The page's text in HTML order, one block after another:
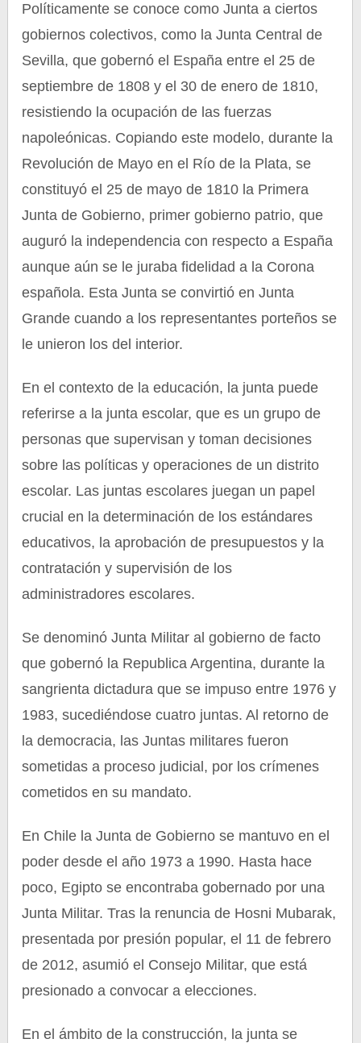
Políticamente se conoce como Junta a ciertos
gobiernos colectivos, como la Junta Central de
Sevilla, que gobernó el España entre el 25 de
septiembre de 1808 y el 30 de enero de 1810,
resistiendo la ocupación de las fuerzas
napoleónicas. Copiando este modelo, durante la
Revolución de Mayo en el Río de la Plata, se
constituyó el 25 de mayo de 1810 la Primera
Junta de Gobierno, primer gobierno patrio, que
auguró la independencia con respecto a España
aunque aún se le juraba fidelidad a la Corona
española. Esta Junta se convirtió en Junta
Grande cuando a los representantes porteños se
le unieron los del interior.
En el contexto de la educación, la junta puede
referirse a la junta escolar, que es un grupo de
personas que supervisan y toman decisiones
sobre las políticas y operaciones de un distrito
escolar. Las juntas escolares juegan un papel
crucial en la determinación de los estándares
educativos, la aprobación de presupuestos y la
contratación y supervisión de los
administradores escolares.
Se denominó Junta Militar al gobierno de facto
que gobernó la Republica Argentina, durante la
sangrienta dictadura que se impuso entre 1976 y
1983, sucediéndose cuatro juntas. Al retorno de
la democracia, las Juntas militares fueron
sometidas a proceso judicial, por los crímenes
cometidos en su mandato.
En Chile la Junta de Gobierno se mantuvo en el
poder desde el año 1973 a 1990. Hasta hace
poco, Egipto se encontraba gobernado por una
Junta Militar. Tras la renuncia de Hosni Mubarak,
presentada por presión popular, el 11 de febrero
de 2012, asumió el Consejo Militar, que está
presionado a convocar a elecciones.
En el ámbito de la construcción, la junta se